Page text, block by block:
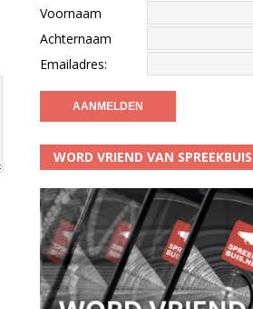
Voornaam
Achternaam
Emailadres:
WORD VRIEND VAN SPREEKBUIS